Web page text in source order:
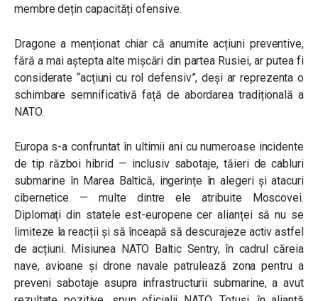
membre dețin capacități ofensive.
Dragone a menționat chiar că anumite acțiuni preventive,
fără a mai aștepta alte mișcări din partea Rusiei, ar putea fi
considerate “acțiuni cu rol defensiv”, deși ar reprezenta o
schimbare semnificativă față de abordarea tradițională a
NATO.
Europa s-a confruntat în ultimii ani cu numeroase incidente
de tip război hibrid — inclusiv sabotaje, tăieri de cabluri
submarine în Marea Baltică, ingerințe în alegeri și atacuri
cibernetice — multe dintre ele atribuite Moscovei.
Diplomați din statele est-europene cer alianței să nu se
limiteze la reacții și să înceapă să descurajeze activ astfel
de acțiuni. Misiunea NATO Baltic Sentry, în cadrul căreia
nave, avioane și drone navale patrulează zona pentru a
preveni sabotaje asupra infrastructurii submarine, a avut